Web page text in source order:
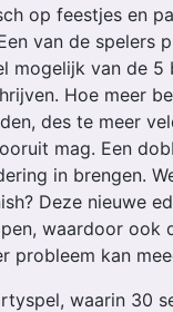
op feestjes en
van de spelers
mogelijk van de 5
Hoe meer
des te meer
mag. Een
in brengen.
Deze nieuwe
waardoor ook
probleem kan
waarin 30